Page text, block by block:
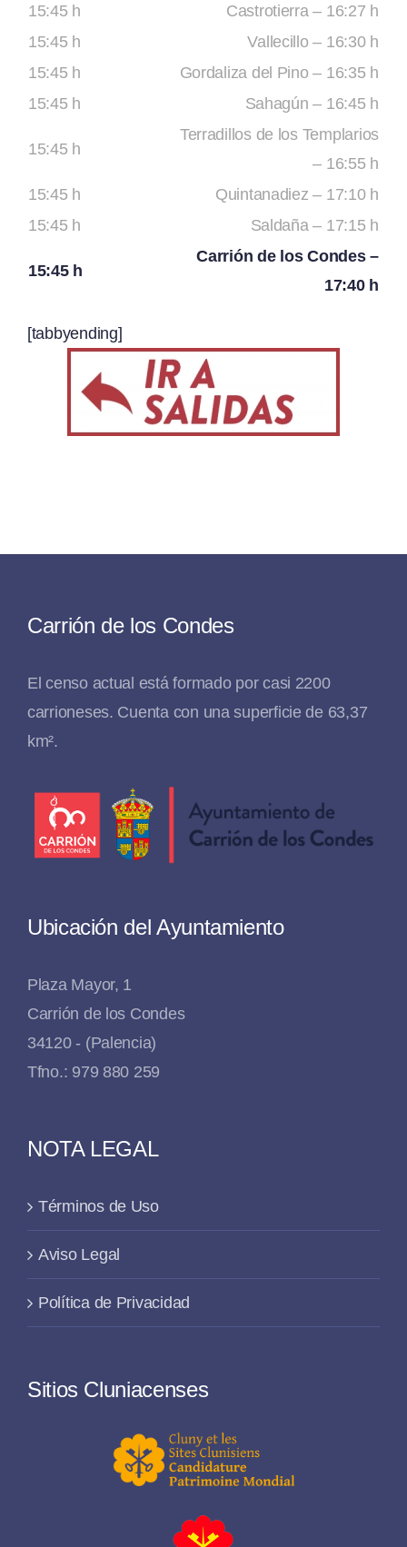
15:45 h
Castrotierra – 16:27 h
15:45 h
Vallecillo – 16:30 h
15:45 h
Gordaliza del Pino – 16:35 h
15:45 h
Sahagún – 16:45 h
15:45 h
Terradillos de los Templarios
– 16:55 h
15:45 h
Quintanadiez – 17:10 h
15:45 h
Saldaña – 17:15 h
15:45 h
Carrión de los Condes –
17:40 h
[tabbyending]
Carrión de los Condes
El censo actual está formado por casi 2200
carrioneses. Cuenta con una superficie de 63,37
km².
Ubicación del Ayuntamiento
Plaza Mayor, 1
Carrión de los Condes
34120 - (Palencia)
Tfno.: 979 880 259
NOTA LEGAL
Términos de Uso
Aviso Legal
Política de Privacidad
Sitios Cluniacenses